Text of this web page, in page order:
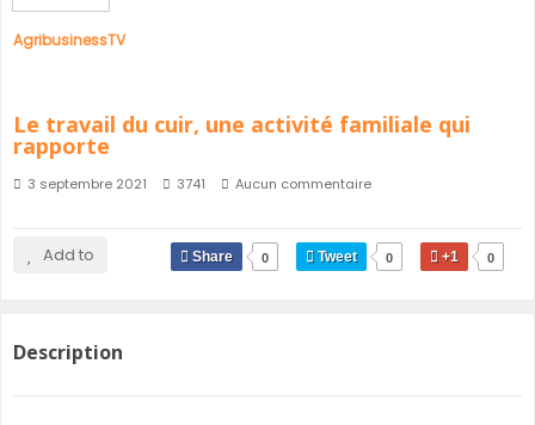
AgribusinessTV
Le travail du cuir, une activité familiale qui
rapporte
3 septembre 2021 3741 Aucun commentaire
Add to Share 0 Tweet 0 +1 0
Description